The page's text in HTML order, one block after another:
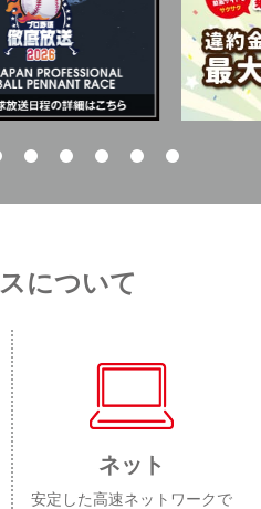
について
ネット
安定した高速ネットワークで